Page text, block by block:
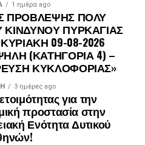
ΔΗΜΟΤΙΚΟΣ
ΔΗΜΟΤΙΚΟΣ
ΣΥΜΒΟΥΛΟΣ
1 ημέρα ago
ΠΡΟΒΛΕΨΗΣ ΠΟΛΥ
ΠΥΡΚΑΓΙΑΣ
09-08-2026
(ΚΑΤΗΓΟΡΙΑ 4) –
ΚΥΚΛΟΦΟΡΙΑΣ»
3 ημέρες ago
για την
προστασία στην
Ενότητα Δυτικού